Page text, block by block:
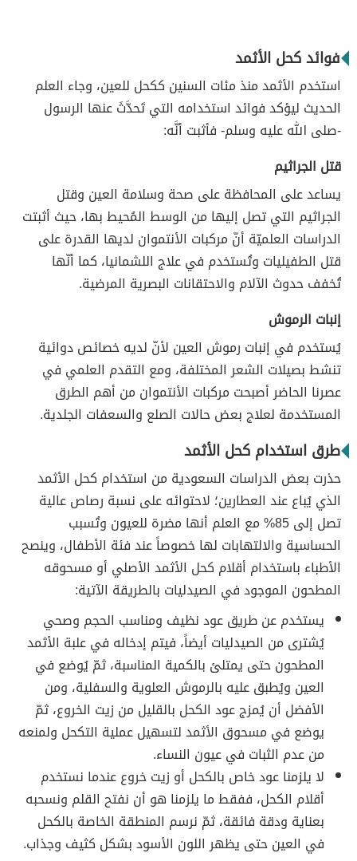
فوائد كحل الأثمد
استخدم الأثمد منذ مئات السنين ككحل للعين، وجاء العلم
الحديث ليؤكد فوائد استخدامه التي تَحدَّثَ عنها الرسول
-صلى الله عليه وسلم- فأثبت أنَّه:
قتل الجراثيم
يساعد على المحافظة على صحة وسلامة العين وقتل
الجراثيم التي تصل إليها من الوسط المُحيط بها، حيث أثبتت
الدراسات العلميّة أنّ مركبات الأنتموان لديها القدرة على
قتل الطفيليات وتُستخدم في علاج اللشمانيا، كما أنّها
تُخفف حدوث الآلام والاحتقانات البصرية المرضية.
إنبات الرموش
يُستخدم في إنبات رموش العين لأنّ لديه خصائص دوائية
تنشط بصيلات الشعر المختلفة، ومع التقدم العلمي في
عصرنا الحاضر أصبحت مركبات الأنتموان من أهم الطرق
المستخدمة لعلاج بعض حالات الصلع والسعفات الجلدية.
طرق استخدام كحل الأثمد
حذرت بعض الدراسات السعودية من استخدام كحل الأثمد
الذي يُباع عند العطارين؛ لاحتوائه على نسبة رصاص عالية
تصل إلى 85% مع العلم أنها مضرة للعيون وتُسبب
الحساسية والالتهابات لها خصوصاً عند فئة الأطفال، وينصح
الأطباء باستخدام أقلام كحل الأثمد الأصلي أو مسحوقه
المطحون الموجود في الصيدليات بالطريقة الآتية:
يستخدم عن طريق عود نظيف ومناسب الحجم وصحي
يُشترى من الصيدليات أيضاً، فيتم إدخاله في علبة الأثمد
المطحون حتى يمتلئ بالكمية المناسبة، ثمّ يُوضع في
العين ويُطبق عليه بالرموش العلوية والسفلية، ومن
الأفضل أن يُمزج عود الكحل بالقليل من زيت الخروع، ثمّ
يوضع في مسحوق الأثمد لتسهيل عملية التكحل ولمنعه
من عدم الثبات في عيون النساء.
لا يلزمنا عود خاص بالكحل أو زيت خروع عندما نستخدم
أقلام الكحل، ففقط ما يلزمنا هو أن نفتح القلم ونسحبه
بعناية ودقة فائقة، ثمّ نرسم المنطقة الخاصة بالكحل
في العين حتى يظهر اللون الأسود بشكل كثيف وجذاب.